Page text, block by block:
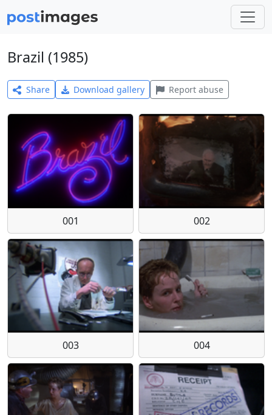
Brazil (1985)
Share Download gallery Report abuse
001 002
003 004